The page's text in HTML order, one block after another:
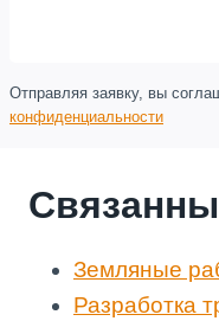
Отправляя заявку, вы
конфиденциальности
Земляные
Разработка